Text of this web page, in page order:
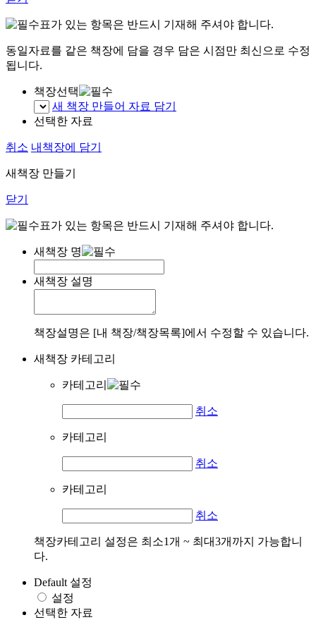
표가 있는 항목은 반드시 기재해 주셔야 합니다.
동일자료를 같은 책장에 담을 경우 담은 시점만 최신으로 수정
됩니다.
책장선택
새 책장 만들어 자료 담기
선택한 자료
취소 내책장에 담기
새책장 만들기
닫기
표가 있는 항목은 반드시 기재해 주셔야 합니다.
새책장 명
새책장 설명
책장설명은 [내 책장/책장목록]에서 수정할 수 있습니다.
새책장 카테고리
카테고리
취소
카테고리
취소
카테고리
취소
책장카테고리 설정은 최소1개 ~ 최대3개까지 가능합니
다.
Default 설정
설정
선택한 자료